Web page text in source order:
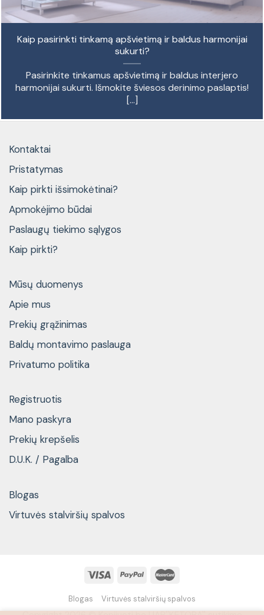
Kaip pasirinkti tinkamą apšvietimą ir baldus harmonijai
sukurti?
Pasirinkite tinkamus apšvietimą ir baldus interjero
harmonijai sukurti. Išmokite šviesos derinimo paslaptis!
[...]
Kontaktai
Pristatymas
Kaip pirkti išsimokėtinai?
Apmokėjimo būdai
Paslaugų tiekimo sąlygos
Kaip pirkti?
Mūsų duomenys
Apie mus
Prekių grąžinimas
Baldų montavimo paslauga
Privatumo politika
Registruotis
Mano paskyra
Prekių krepšelis
D.U.K. / Pagalba
Blogas
Virtuvės stalviršių spalvos
Blogas Virtuvės stalviršių spalvos